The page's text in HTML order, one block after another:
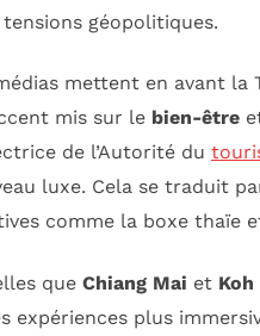
géopolitiques.
mettent en avant la
mis sur le bien-être
de l’Autorité du
luxe. Cela se traduit
comme la boxe thaïe
que Chiang Mai et Koh
expériences plus